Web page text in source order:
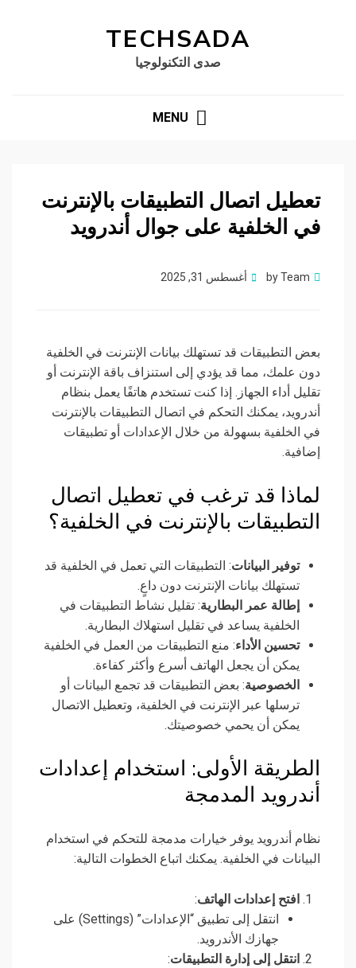
TECHSADA
صدى التكنولوجيا
MENU
تعطيل اتصال التطبيقات بالإنترنت
في الخلفية على جوال أندرويد
byTeam
Posted
أغسطس 31, 2025
بعض التطبيقات قد تستهلك بيانات الإنترنت في الخلفية
دون علمك، مما قد يؤدي إلى استنزاف باقة الإنترنت أو
تقليل أداء الجهاز. إذا كنت تستخدم هاتفًا يعمل بنظام
أندرويد، يمكنك التحكم في اتصال التطبيقات بالإنترنت
في الخلفية بسهولة من خلال الإعدادات أو تطبيقات
إضافية.
لماذا قد ترغب في تعطيل اتصال
التطبيقات بالإنترنت في الخلفية؟
توفير البيانات: التطبيقات التي تعمل في الخلفية قد
تستهلك بيانات الإنترنت دون داعٍ.
إطالة عمر البطارية: تقليل نشاط التطبيقات في
الخلفية يساعد في تقليل استهلاك البطارية.
تحسين الأداء: منع التطبيقات من العمل في الخلفية
يمكن أن يجعل الهاتف أسرع وأكثر كفاءة.
الخصوصية: بعض التطبيقات قد تجمع البيانات أو
ترسلها عبر الإنترنت في الخلفية، وتعطيل الاتصال
يمكن أن يحمي خصوصيتك.
الطريقة الأولى: استخدام إعدادات
أندرويد المدمجة
نظام أندرويد يوفر خيارات مدمجة للتحكم في استخدام
البيانات في الخلفية. يمكنك اتباع الخطوات التالية:
افتح إعدادات الهاتف:
انتقل إلى تطبيق “الإعدادات” (Settings) على
جهازك الأندرويد.
انتقل إلى إدارة التطبيقات: